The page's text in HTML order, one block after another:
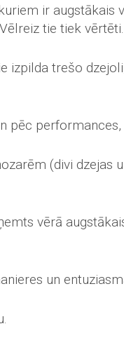
ir augstākais
tie tiek vērtēti.
izpilda trešo
pēc
(divi dzejas
vērā
un